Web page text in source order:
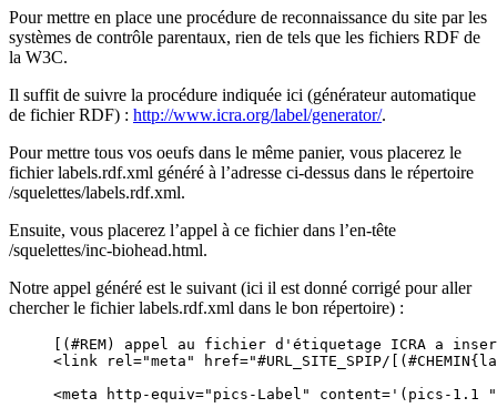
Pour mettre en place une procédure de reconnaissance du site par les
systèmes de contrôle parentaux, rien de tels que les fichiers RDF de
la W3C.
Il suffit de suivre la procédure indiquée ici (générateur automatique
de fichier RDF) : http://www.icra.org/label/generator/.
Pour mettre tous vos oeufs dans le même panier, vous placerez le
fichier labels.rdf.xml généré à l’adresse ci-dessus dans le répertoire
/squelettes/labels.rdf.xml.
Ensuite, vous placerez l’appel à ce fichier dans l’en-tête
/squelettes/inc-biohead.html.
Notre appel généré est le suivant (ici il est donné corrigé pour aller
chercher le fichier labels.rdf.xml dans le bon répertoire) :
[(#REM) appel au fichier d'étiquetage ICRA a
<link rel="meta" href="#URL_SITE_SPIP/
<meta http-equiv="pics-Label" content='(pics-